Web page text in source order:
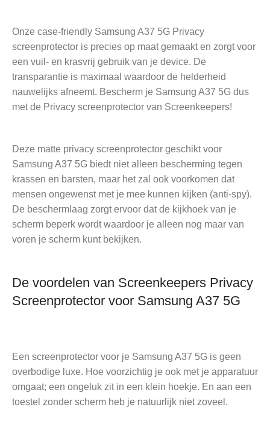
Onze case-friendly Samsung A37 5G Privacy
screenprotector is precies op maat gemaakt en zorgt voor
een vuil- en krasvrij gebruik van je device. De
transparantie is maximaal waardoor de helderheid
nauwelijks afneemt. Bescherm je Samsung A37 5G dus
met de Privacy screenprotector van Screenkeepers!
Deze matte privacy screenprotector geschikt voor
Samsung A37 5G biedt niet alleen bescherming tegen
krassen en barsten, maar het zal ook voorkomen dat
mensen ongewenst met je mee kunnen kijken (anti-spy).
De beschermlaag zorgt ervoor dat de kijkhoek van je
scherm beperk wordt waardoor je alleen nog maar van
voren je scherm kunt bekijken.
De voordelen van Screenkeepers Privacy
Screenprotector voor Samsung A37 5G
Een screenprotector voor je Samsung A37 5G is geen
overbodige luxe. Hoe voorzichtig je ook met je apparatuur
omgaat; een ongeluk zit in een klein hoekje. En aan een
toestel zonder scherm heb je natuurlijk niet zoveel.